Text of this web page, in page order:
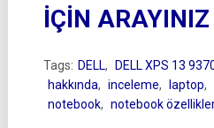
İÇİN ARAYINIZ
Tags: DELL, DELL XPS 13
hakkında, inceleme, laptop,
notebook, notebook